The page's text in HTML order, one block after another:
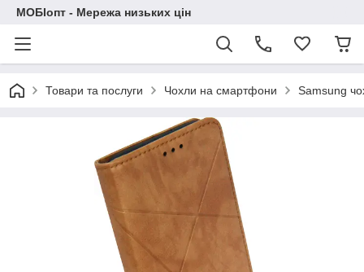
МОБІопт - Мережа низьких цін
Товари та послуги Чохли на смартфони Samsung